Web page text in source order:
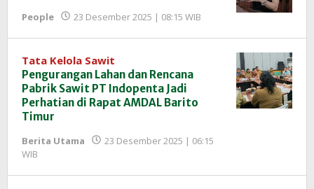
People 23 Desember 2025 | 08:15 WIB
InfoSAWIT
Tata Kelola Sawit
Pengurangan Lahan dan Rencana
Pabrik Sawit PT Indopenta Jadi
Perhatian di Rapat AMDAL Barito
Timur
Berita Utama
23 Desember 2025 | 06:15
WIB
InfoSAWIT